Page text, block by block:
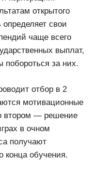
открытого
свои
чаще всего
выплат,
побороться за них.
отбор в 2
мотивационные
втором — решение
в очном
получают
конца обучения.